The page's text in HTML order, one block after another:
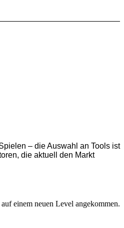
– die Auswahl an Tools ist
die aktuell den Markt
einem neuen Level angekommen.